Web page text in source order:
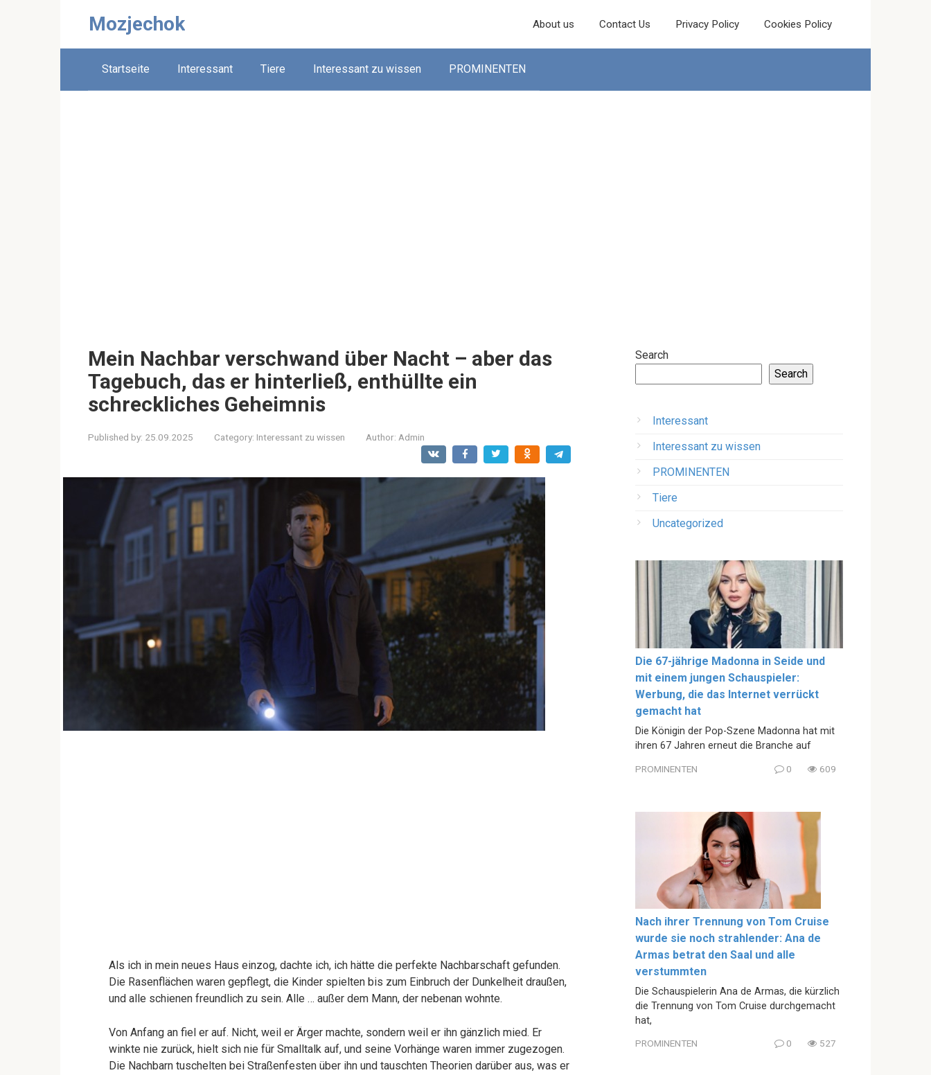
Mozjechok About us Contact Us Privacy Policy Cookies Policy
Startseite Interessant Tiere Interessant zu wissen PROMINENTEN
Mein Nachbar verschwand über Nacht – aber das
Tagebuch, das er hinterließ, enthüllte ein
schreckliches Geheimnis
Published by: 25.09.2025 Category: Interessant zu wissen Author: Admin
Als ich in mein neues Haus einzog, dachte ich, ich hätte die perfekte Nachbarschaft gefunden.
Die Rasenflächen waren gepflegt, die Kinder spielten bis zum Einbruch der Dunkelheit draußen,
und alle schienen freundlich zu sein. Alle … außer dem Mann, der nebenan wohnte.
Von Anfang an fiel er auf. Nicht, weil er Ärger machte, sondern weil er ihn gänzlich mied. Er
winkte nie zurück, hielt sich nie für Smalltalk auf, und seine Vorhänge waren immer zugezogen.
Die Nachbarn tuschelten bei Straßenfesten über ihn und tauschten Theorien darüber aus, was er
Search
Search
Interessant
Interessant zu wissen
PROMINENTEN
Tiere
Uncategorized
Die 67-jährige Madonna in Seide und
mit einem jungen Schauspieler:
Werbung, die das Internet verrückt
gemacht hat
Die Königin der Pop-Szene Madonna hat mit
ihren 67 Jahren erneut die Branche auf
PROMINENTEN 0 609
Nach ihrer Trennung von Tom Cruise
wurde sie noch strahlender: Ana de
Armas betrat den Saal und alle
verstummten
Die Schauspielerin Ana de Armas, die kürzlich
die Trennung von Tom Cruise durchgemacht
hat,
PROMINENTEN 0 527